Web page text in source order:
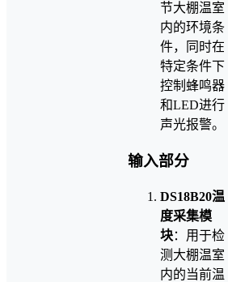
节大棚温室
内的环境条
件，同时在
特定条件下
控制蜂鸣器
和LED进行
声光报警。
输入部分
DS18B20温
度采集模
块：用于检
测大棚温室
内的当前温